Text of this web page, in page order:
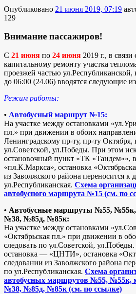
Опубликовано 21 июня 2019, 07:19
129
Внимание пассажиров!
С 21 июня по 24 июня 2019 г., в
капитальному ремонту участка
проезжей частью ул.Республиканской,
до 06:00 (24.06) вводятся следующие
Режим работы:
• Автобусный маршрут №15:
На участке между остановками
пл.» при движении в обоих
Ленинградскому пр-ту, пр-ту Октября,
ул.Советской, ул.Победы. При этом
остановочный пункт «ТК «Тандем»»,
«пл.К.Маркса», остановка
из Заволжского района переносится
ул.Республиканская. Схема
автобусного маршрута №15 (см. по
• Автобусные маршруты №55,
№38, №85д, №85к:
На участке между остановками
«Октябрьская пл.» при движении в
следовать по ул.Советской,
остановка — «ЦНТИ», остановка
следовании из Заволжского района
по ул.Республиканская. Схема
автобусных маршрутов №55, №55к,
№38, №85д, №85к (см. по ссылке)